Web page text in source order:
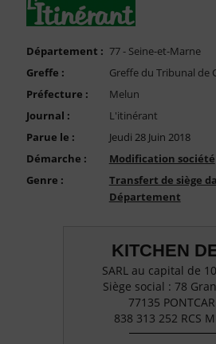
FAQ
Compte PRO
Département : 77 - Seine-et-Marne
Greffe :
Greffe du Tribunal de
Préfecture :
Melun
Journal :
L'itinérant
Parue le :
Jeudi 28 Juin 2018
Démarche :
Modification société
Genre :
Transfert de siège
Département
KITCHEN
SARL au capital de
Siège social : 78
77135
838 313 252 RCS